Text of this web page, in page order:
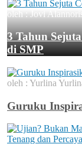
oleh : Jovi
3 Tahun
di SMP
oleh : Yurlina
Guruku